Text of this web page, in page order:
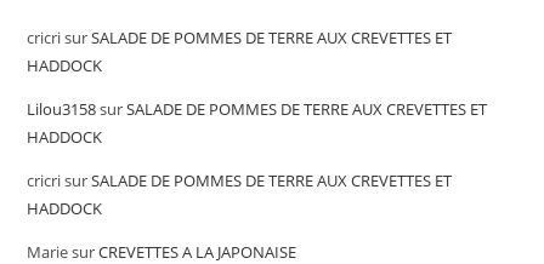
cricrisurSALADE DE POMMES DE TERRE AUX CREVETTES ET
HADDOCK
Lilou3158surSALADE DE POMMES DE TERRE AUX CREVETTES ET
HADDOCK
cricrisurSALADE DE POMMES DE TERRE AUX CREVETTES ET
HADDOCK
MariesurCREVETTES A LA JAPONAISE